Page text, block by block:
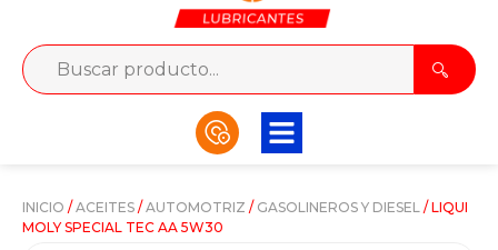
INICIO / ACEITES / AUTOMOTRIZ / GASOLINEROS Y DIESEL / LIQUI
MOLY SPECIAL TEC AA 5W30